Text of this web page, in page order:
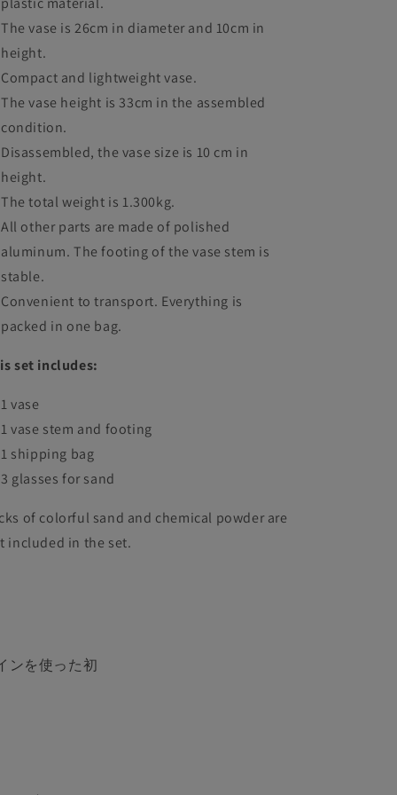
The vase is 26cm in diameter and 10cm in
height.
Compact and lightweight vase.
The vase height is 33cm in the assembled
condition.
Disassembled, the vase size is 10 cm in
height.
The total weight is 1.300kg.
All other parts are made of polished
aluminum. The footing of the vase stem is
stable.
Convenient to transport. Everything is
packed in one bag.
set includes:
1 vase
1 vase stem and footing
1 shipping bag
3 glasses for sand
of colorful sand and chemical powder are
included in the set.
ンを使った初